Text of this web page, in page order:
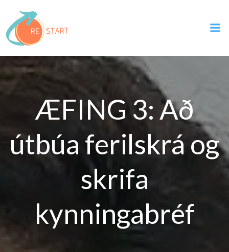
ÆFING 3: Að
útbúa ferilskrá og
skrifa
kynningabréf